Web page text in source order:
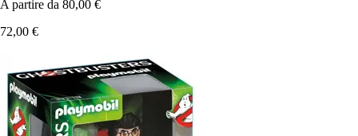
A partire da 80,00 €
72,00 €